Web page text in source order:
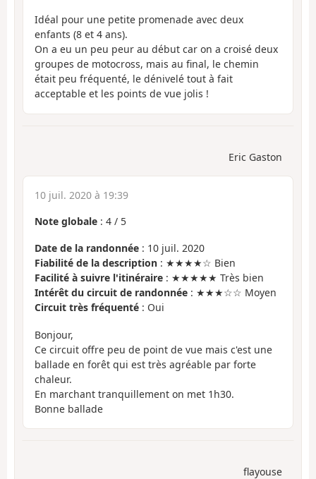
Idéal pour une petite promenade avec deux
enfants (8 et 4 ans).
On a eu un peu peur au début car on a croisé deux
groupes de motocross, mais au final, le chemin
était peu fréquenté, le dénivelé tout à fait
acceptable et les points de vue jolis !
Eric Gaston
10 juil. 2020 à 19:39
Note globale : 4 / 5
Date de la randonnée : 10 juil. 2020
Fiabilité de la description : ★★★★☆ Bien
Facilité à suivre l'itinéraire : ★★★★★ Très bien
Intérêt du circuit de randonnée : ★★★☆☆ Moyen
Circuit très fréquenté : Oui
Bonjour,
Ce circuit offre peu de point de vue mais c'est une
ballade en forêt qui est très agréable par forte
chaleur.
En marchant tranquillement on met 1h30.
Bonne ballade
flayouse